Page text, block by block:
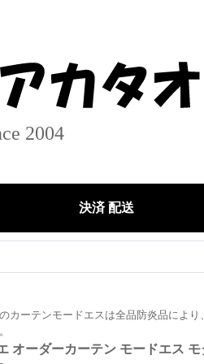
2004
カーテンモードエスは全品防炎品によ
オーダーカーテン モードエス
決済 配送